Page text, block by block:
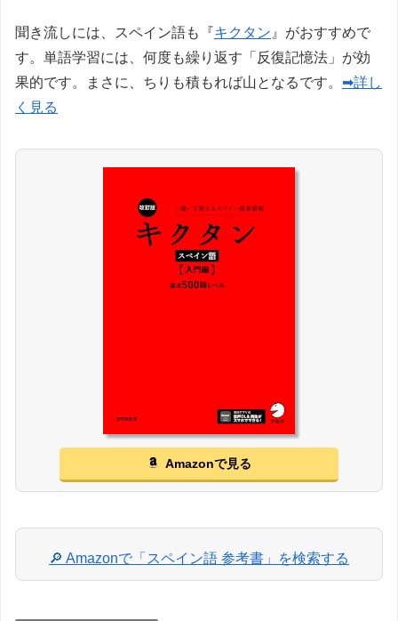
聞き流しには、スペイン語も『キクタン 』がおすすめで
す。単語学習には、何度も繰り返す「反復記憶法」が効
果的です。まさに、ちりも積もれば山となるです。 ➡詳し
く見る
Amazonで見る
🔎 Amazonで「スペイン語 参考書」を検索する